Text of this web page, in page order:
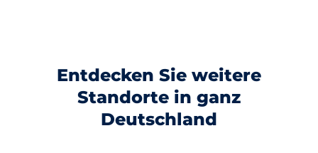
Entdecken Sie weitere
Standorte in ganz
Deutschland